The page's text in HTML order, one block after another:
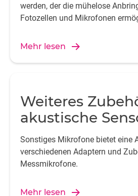
werden, der die mühelose
Fotozellen und Mikrofonen
Mehr lesen
Weiteres
akustische
Sonstiges Mikrofone bietet eine
verschiedenen Adaptern und
Messmikrofone.
Mehr lesen